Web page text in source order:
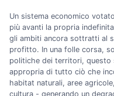
Un sistema economico
più avanti la propria
gli ambiti ancora sottratti al
profitto. In una folle corsa,
politiche dei territori, questo
appropria di tutto ciò che
habitat naturali, aree
cultura - generando un